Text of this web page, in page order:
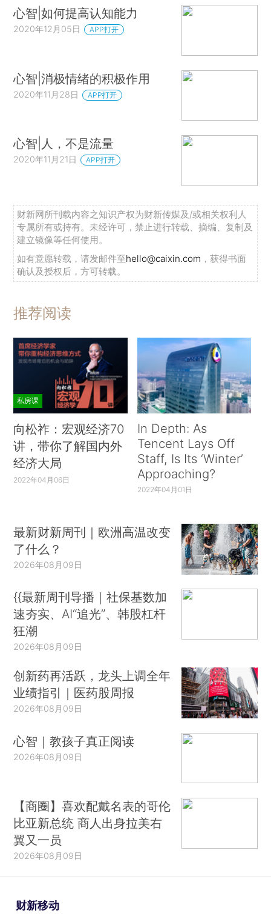
心智|如何提高认知能力
2020年12月05日 APP打开
心智|消极情绪的积极作用
2020年11月28日 APP打开
心智|人，不是流量
2020年11月21日 APP打开
财新网所刊载内容之知识产权为财新传媒及/或相关权利人
专属所有或持有。未经许可，禁止进行转载、摘编、复制及
建立镜像等任何使用。
如有意愿转载，请发邮件至hello@caixin.com ，获得书面
确认及授权后，方可转载。
推荐阅读
私房课
向松祚：宏观经济70
讲，带你了解国内外
经济大局
2022年04月06日
In Depth: As
Tencent Lays Off
Staff, Is Its ‘Winter’
Approaching?
2022年04月01日
最新财新周刊｜欧洲高温改变
了什么？
2026年08月09日
{{最新周刊导播｜社保基数加
速夯实、AI“追光”、韩股杠杆
狂潮
2026年08月09日
创新药再活跃，龙头上调全年
业绩指引｜医药股周报
2026年08月09日
心智｜教孩子真正阅读
2026年08月09日
【商圈】喜欢配戴名表的哥伦
比亚新总统 商人出身拉美右
翼又一员
2026年08月09日
财新移动